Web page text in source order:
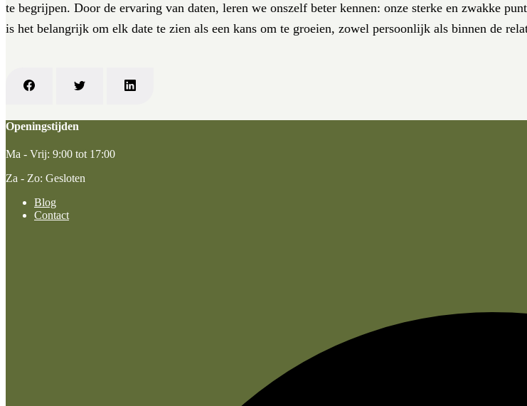
te begrijpen. Door de ervaring van daten, leren we onszelf beter kennen: onze sterke en zwakke
is het belangrijk om elk date te zien als een kans om te groeien, zowel persoonlijk als binnen de
Openingstijden
Ma - Vrij: 9:00 tot 17:00
Za - Zo: Gesloten
Blog
Contact